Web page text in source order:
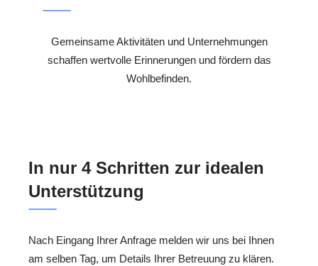
Gemeinsame Aktivitäten und Unternehmungen
schaffen wertvolle Erinnerungen und fördern das
Wohlbefinden.
In nur 4 Schritten zur idealen
Unterstützung
Nach Eingang Ihrer Anfrage melden wir uns bei Ihnen
am selben Tag, um Details Ihrer Betreuung zu klären.